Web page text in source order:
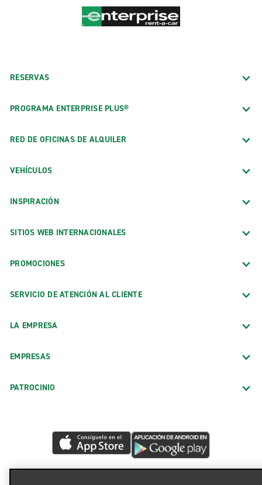
RESERVAS
PROGRAMA ENTERPRISE PLUS®
RED DE OFICINAS DE ALQUILER
VEHÍCULOS
INSPIRACIÓN
SITIOS WEB INTERNACIONALES
PROMOCIONES
SERVICIO DE ATENCIÓN AL CLIENTE
LA EMPRESA
EMPRESAS
PATROCINIO